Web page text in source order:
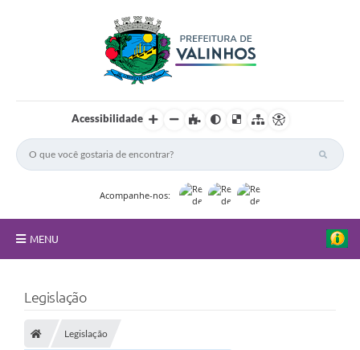
Acessibilidade
Acompanhe-nos:
MENU
Principal
Nossa Cidade
Legislação
Legislação